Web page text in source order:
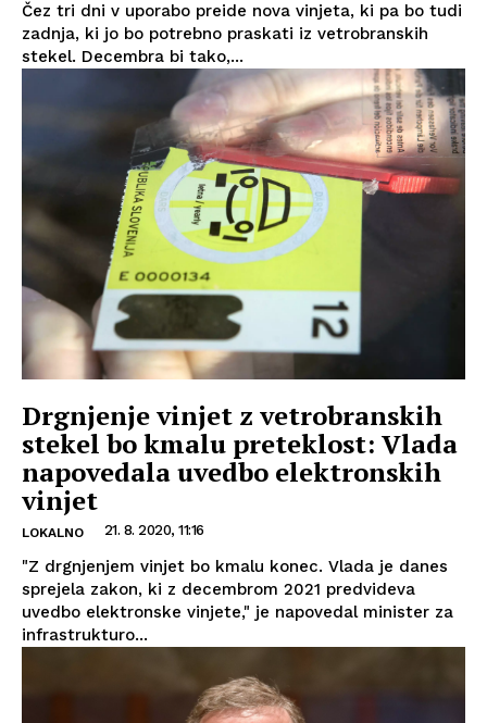
Čez tri dni v uporabo preide nova vinjeta, ki pa bo tudi
zadnja, ki jo bo potrebno praskati iz vetrobranskih
stekel. Decembra bi tako,...
Drgnjenje vinjet z vetrobranskih
stekel bo kmalu preteklost: Vlada
napovedala uvedbo elektronskih
vinjet
LOKALNO 21. 8. 2020, 11:16
"Z drgnjenjem vinjet bo kmalu konec. Vlada je danes
sprejela zakon, ki z decembrom 2021 predvideva
uvedbo elektronske vinjete," je napovedal minister za
infrastrukturo...